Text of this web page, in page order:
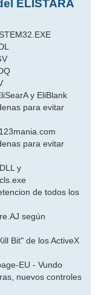
ELISTARA
y EliBlank
para evitar
para evitar
y
de todos los
según
Bit" de los ActiveX
EU - Vundo
nuevos controles